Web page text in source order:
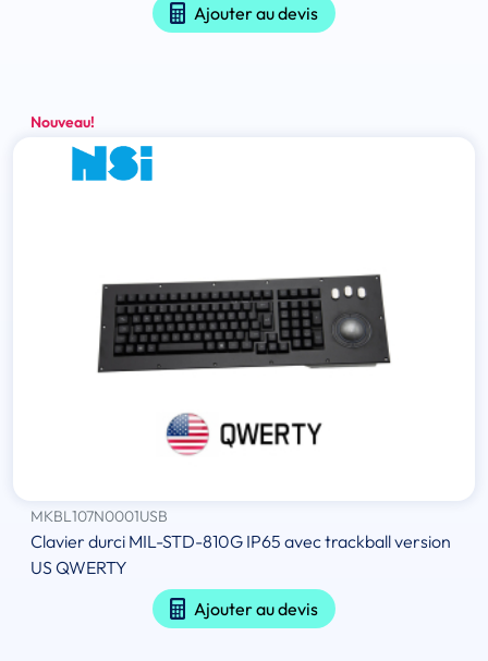
Ajouter au devis
Nouveau!
MKBL107N0001USB
Clavier durci MIL-STD-810G IP65 avec trackball version
US QWERTY
Ajouter au devis